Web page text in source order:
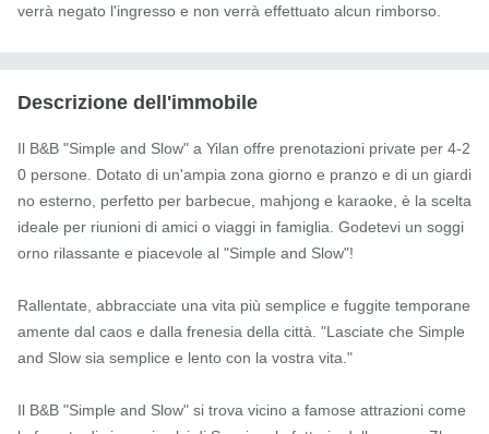
verrà negato l'ingresso e non verrà effettuato alcun rimborso.
Descrizione dell'immobile
Il B&B "Simple and Slow" a Yilan offre prenotazioni private per 4-2
0 persone. Dotato di un'ampia zona giorno e pranzo e di un giardi
no esterno, perfetto per barbecue, mahjong e karaoke, è la scelta
ideale per riunioni di amici o viaggi in famiglia. Godetevi un soggi
orno rilassante e piacevole al "Simple and Slow"!
Rallentate, abbracciate una vita più semplice e fuggite temporane
amente dal caos e dalla frenesia della città. "Lasciate che Simple
and Slow sia semplice e lento con la vostra vita."
Il B&B "Simple and Slow" si trova vicino a famose attrazioni come